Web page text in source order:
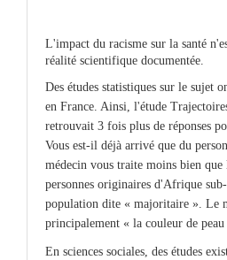
L'impact du racisme sur la santé
réalité scientifique documentée.
Des études statistiques sur le sujet
en France. Ainsi, l'étude
retrouvait 3 fois plus de réponses
Vous est-il déjà arrivé que du
médecin vous traite moins bien que
personnes originaires d'Afrique
population dite « majoritaire ». Le
principalement « la couleur de peau
En sciences sociales, des études